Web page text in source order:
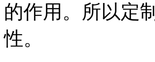
的作用。所以定
性。